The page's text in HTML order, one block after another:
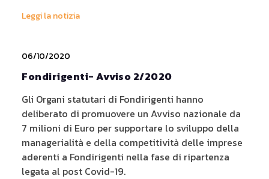
Leggi la notizia
06/10/2020
Fondirigenti- Avviso 2/2020
Gli Organi statutari di Fondirigenti hanno
deliberato di promuovere un Avviso nazionale da
7 milioni di Euro per supportare lo sviluppo della
managerialità e della competitività delle imprese
aderenti a Fondirigenti nella fase di ripartenza
legata al post Covid-19.